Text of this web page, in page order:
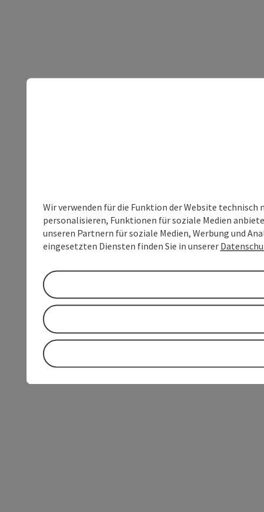
Wir verwenden für die Funktion der Website
personalisieren, Funktionen für soziale Medien
unseren Partnern für soziale Medien, Werbung und
eingesetzten Diensten finden Sie in unserer